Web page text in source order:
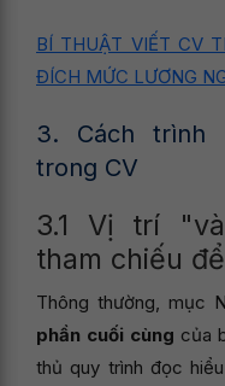
BÍ THUẬT VIẾT CV
ĐÍCH MỨC LƯƠNG
3. Cách trình
trong CV
3.1 Vị trí
tham chiếu
Thông thường, mục
phần cuối cùng của
thủ quy trình đọc